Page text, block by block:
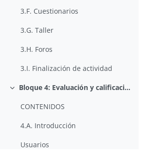
3.F. Cuestionarios
3.G. Taller
3.H. Foros
3.I. Finalización de actividad
Colapsar Bloque 4: Evaluación y calificación
CONTENIDOS
4.A. Introducción
Usuarios